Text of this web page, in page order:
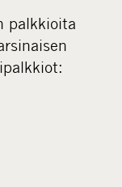
palkkioita